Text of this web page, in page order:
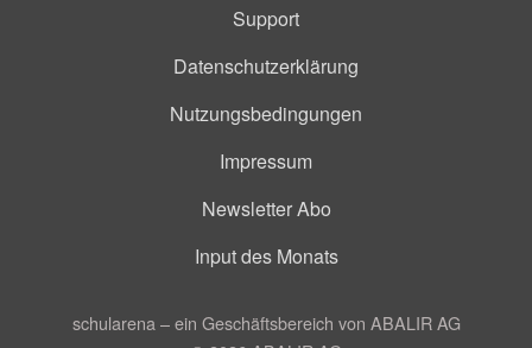
Support
Datenschutzerklärung
Nutzungsbedingungen
Impressum
Newsletter Abo
Input des Monats
schularena – ein Geschäftsbereich von ABALIR AG